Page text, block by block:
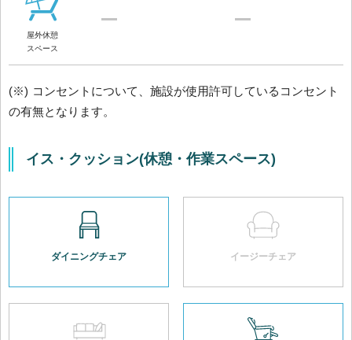
屋外休憩
スペース
(※) コンセントについて、施設が使用許可しているコンセント
の有無となります。
イス・クッション(休憩・作業スペース)
ダイニングチェア イージーチェア